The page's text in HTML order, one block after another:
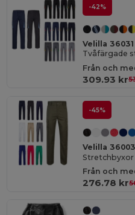
-42%
Velilla 36031
Från och
309.93 kr
-45%
Velilla 36003
Från och
276.78 kr